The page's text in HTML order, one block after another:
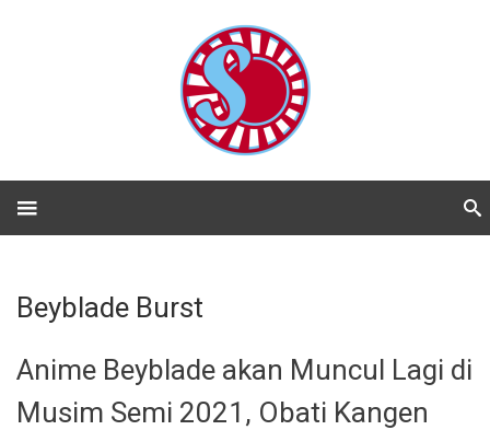
Beyblade Burst
Anime Beyblade akan Muncul Lagi di
Musim Semi 2021, Obati Kangen